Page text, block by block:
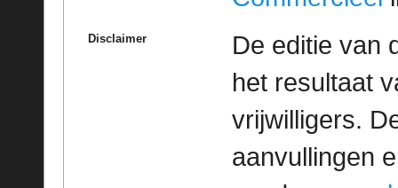
Disclaimer
De editie van
het resultaat
vrijwilligers.
aanvullingen